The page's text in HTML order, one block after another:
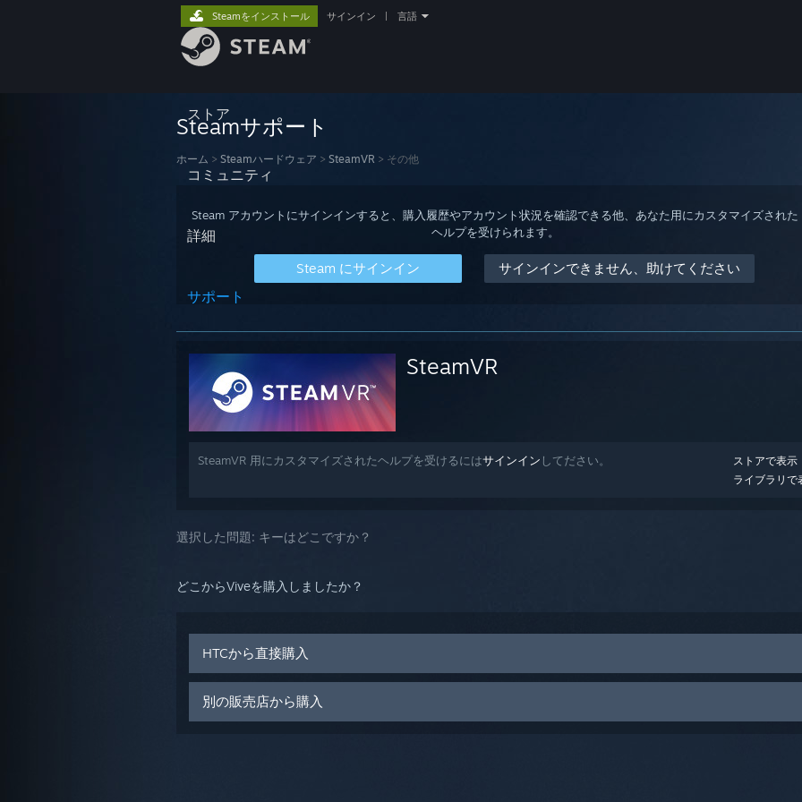
ストア
コミュニティ
詳細
サポート
Steamをインストール サインイン 言語
Steamサポート
ホーム > Steamハードウェア > SteamVR > その他
Steam アカウントにサインインすると、購入履歴やアカウント状況を確認できる他、あなた用にカスタマイズされた
ヘルプを受けられます。
Steam にサインイン サインインできません、助けてください
SteamVR
ストアで表示
ライブラリで
SteamVR 用にカスタマイズされたヘルプを受けるにはサインイン してださい。
選択した問題: キーはどこですか？
どこからViveを購入しましたか？
HTCから直接購入
別の販売店から購入